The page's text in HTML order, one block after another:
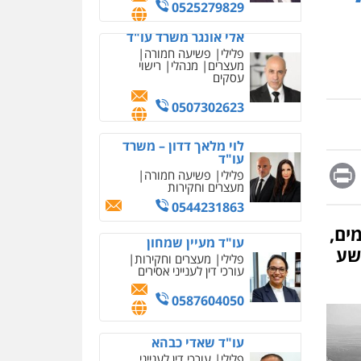
Message
Print
0525279829
אלי אונגר משרד עו"ד
פלילי פשיעה חמורה
מעצרים מנהלי רישוי
עסקים
0507302623
לוי מלאך דדון – משרד
עו"ד
פלילי פשיעה חמורה
מעצרים וחקירות
0544231863
עו"ד מעיין שמחון
פלילי מעצרים וחקירות
עורכי דין לענייני אסירים
0587604050
עו"ד שאדי כבהא
מחיקת כתבות מגוגל
ודחיקת אזכורים שליליים
שירותים מקצועיים לעורכי
דין
0522508109
אחסון אתרים
מהירות הגנה גיבוי
תמיכה שירותים מקצועיים
לעורכי דין
מרכז התחלה חדשה
אסירים עבירות מין
שירותים מקצועיים לעורכי
דין
0544500346
מאיה בלום, עו"ס,
טיפול ושיקום
טיפול בהתמכרויות
שירותים מקצועיים לעורכי
דין